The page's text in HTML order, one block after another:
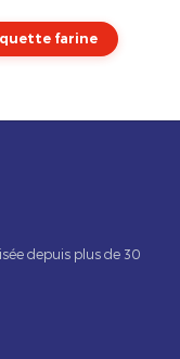
farine
depuis plus de 30